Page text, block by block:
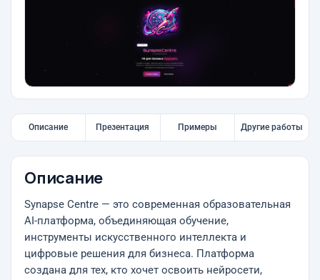
Описание Презентация Примеры Другие работы
Описание
Synapse Centre — это современная образовательная
AI-платформа, объединяющая обучение,
инструменты искусственного интеллекта и
цифровые решения для бизнеса. Платформа
создана для тех, кто хочет освоить нейросети,